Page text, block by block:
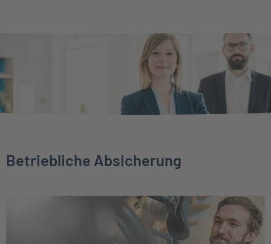
Betriebliche Absicherung
Weiter zu Direktversicherung